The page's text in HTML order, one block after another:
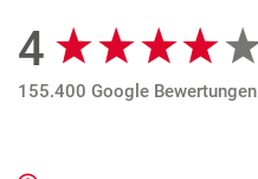
Google Bewertungen
4
155.400 Google Bewertungen